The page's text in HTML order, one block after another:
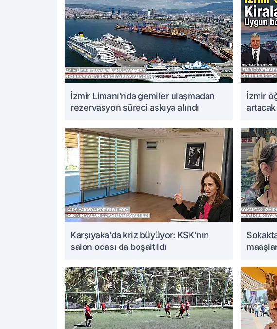
İzmir Limanı’nda gemiler ulaşmadan
rezervasyon süreci askıya alındı
İzmir
Karşıyaka’da kriz büyüyor: KSK’nın
salon odası da boşaltıldı